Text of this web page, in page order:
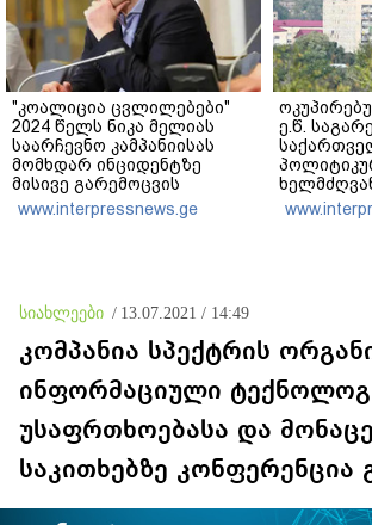
"კოალიცია ცვლილებები"
2024 წელს ნიკა მელიას
საარჩევნო კამპანიისას
მომხდარ ინციდენტზე
მისივე გარემოცვის
წევრების - ცოტნე
მირცხულავასა და გაბრიელ
www.interpressnews.ge
ე.წ.
ირაკლი
სიახლეები / 13.07.2021 / 14:49
კომპანია სპექტრის
ინფორმაციული
უსაფრთხოებასა და
საკითხებზე კონფერენცია